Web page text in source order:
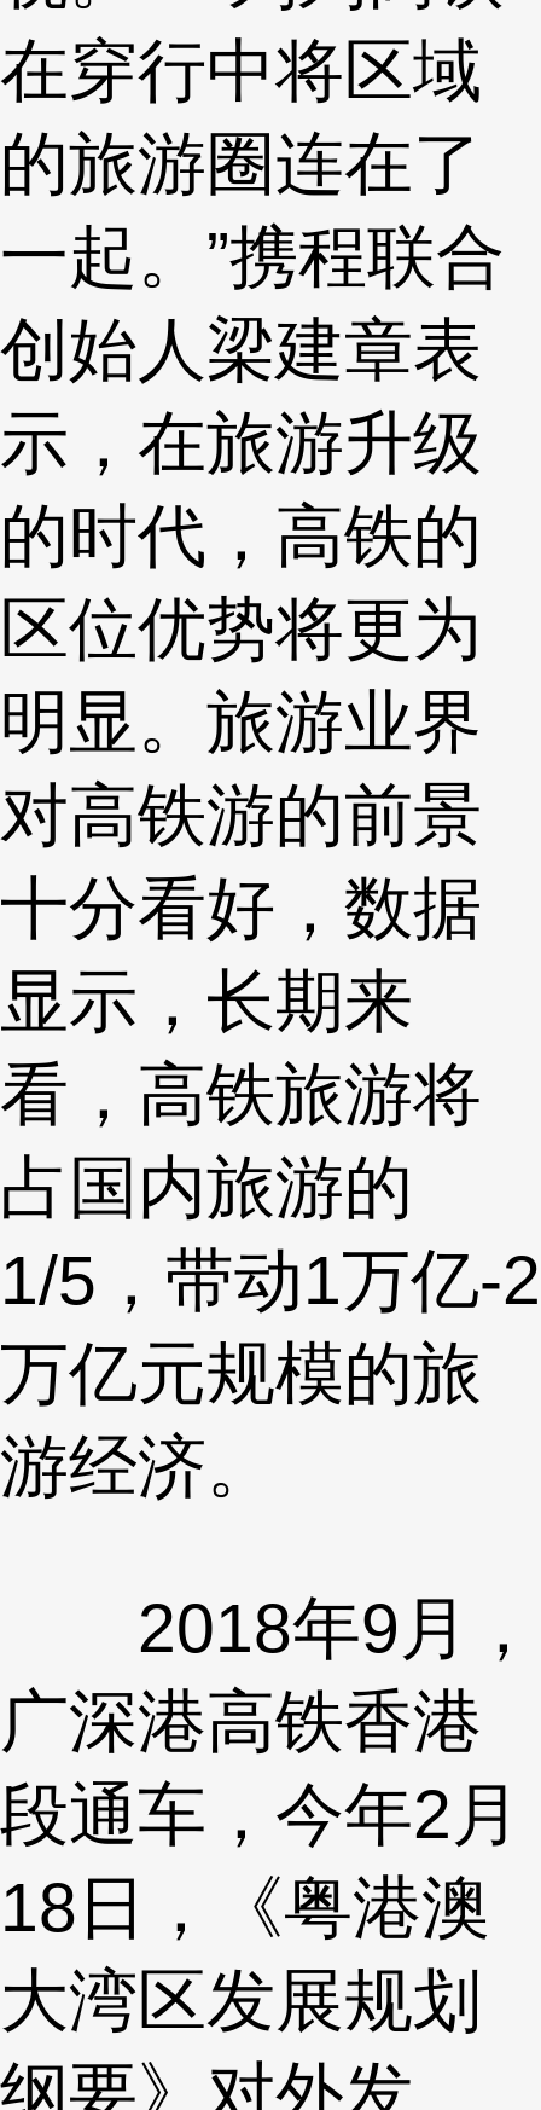
在穿行中将区域
的旅游圈连在了
一起。”携程联合
创始人梁建章表
示，在旅游升级
的时代，高铁的
区位优势将更为
明显。旅游业界
对高铁游的前景
十分看好，数据
显示，长期来
看，高铁旅游将
占国内旅游的
1/5，带动1万亿-2
万亿元规模的旅
游经济。
2018年9月，
广深港高铁香港
段通车，今年2月
18日，《粤港澳
大湾区发展规划
纲要》对外发